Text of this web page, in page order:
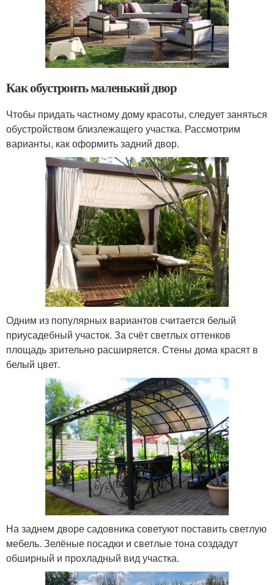
Как обустроить маленький двор
Чтобы придать частному дому красоты, следует заняться
обустройством близлежащего участка. Рассмотрим
варианты, как оформить задний двор.
Одним из популярных вариантов считается белый
приусадебный участок. За счёт светлых оттенков
площадь зрительно расширяется. Стены дома красят в
белый цвет.
На заднем дворе садовника советуют поставить светлую
мебель. Зелёные посадки и светлые тона создадут
обширный и прохладный вид участка.